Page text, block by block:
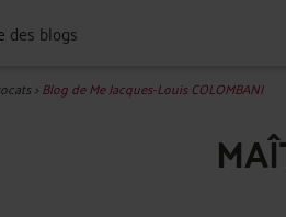
des blogs
>Blog de Me Jacques-Louis COLOMBANI